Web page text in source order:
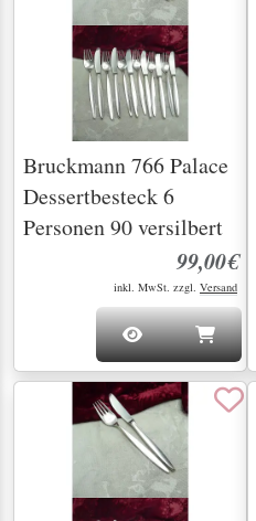
Bruckmann 766 Palace
Dessertbesteck 6
Personen 90 versilbert
99,00€
inkl. MwSt. zzgl. Versand